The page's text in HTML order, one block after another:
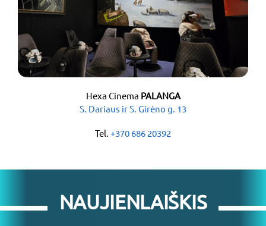
Hexa Cinema PALANGA
S. Dariaus ir S. Girėno g. 13
Tel. +370 686 20392
NAUJIENLAIŠKIS